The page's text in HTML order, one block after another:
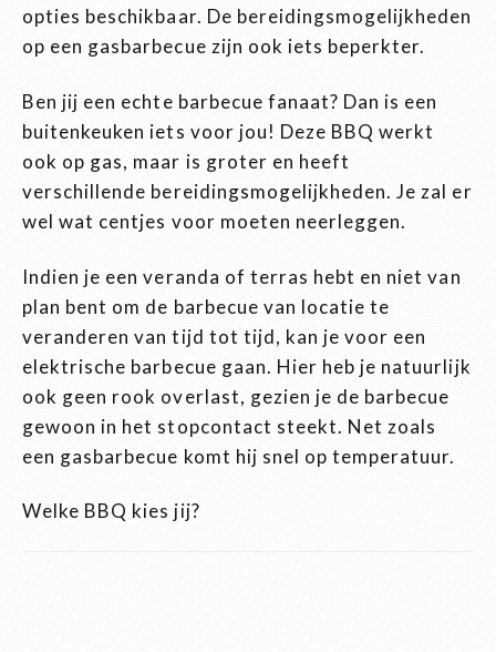
opties beschikbaar. De bereidingsmogelijkheden
op een gasbarbecue zijn ook iets beperkter.
Ben jij een echte barbecue fanaat? Dan is een
buitenkeuken iets voor jou! Deze BBQ werkt
ook op gas, maar is groter en heeft
verschillende bereidingsmogelijkheden. Je zal er
wel wat centjes voor moeten neerleggen.
Indien je een veranda of terras hebt en niet van
plan bent om de barbecue van locatie te
veranderen van tijd tot tijd, kan je voor een
elektrische barbecue gaan. Hier heb je natuurlijk
ook geen rook overlast, gezien je de barbecue
gewoon in het stopcontact steekt. Net zoals
een gasbarbecue komt hij snel op temperatuur.
Welke BBQ kies jij?